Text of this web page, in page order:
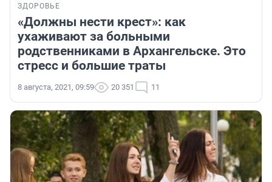
ЗДОРОВЬЕ
«Должны нести крест»: как
ухаживают за больными
родственниками в Архангельске. Это
стресс и большие траты
8 августа, 2021, 09:59 20 351 11